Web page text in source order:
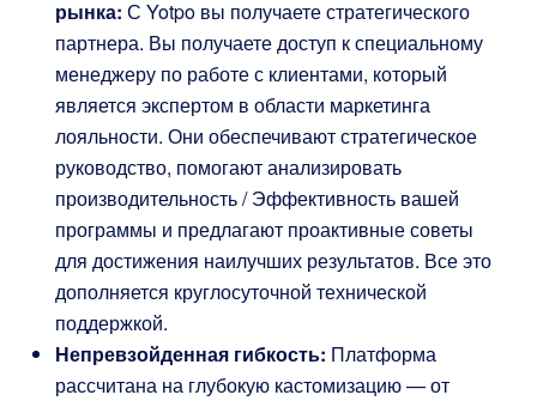
рынка: С Yotpo вы получаете стратегического
партнера. Вы получаете доступ к специальному
менеджеру по работе с клиентами, который
является экспертом в области маркетинга
лояльности. Они обеспечивают стратегическое
руководство, помогают анализировать
производительность / Эффективность вашей
программы и предлагают проактивные советы
для достижения наилучших результатов. Все это
дополняется круглосуточной технической
поддержкой.
Непревзойденная гибкость: Платформа
рассчитана на глубокую кастомизацию — от